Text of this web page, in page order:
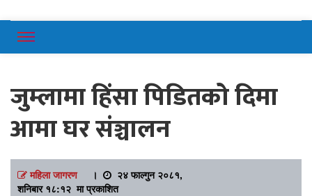
Mahilajagaran
जुम्लामा हिंसा पिडितको दिमा
आमा घर संञ्चालन
महिला जागरण।
२४ फाल्गुन २०८१,
शनिबार १८:१२ मा प्रकाशित